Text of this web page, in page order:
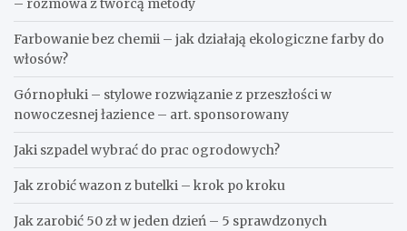
Farbowanie bez chemii – jak działają ekologiczne farby do
włosów?
Górnopłuki – stylowe rozwiązanie z przeszłości w
nowoczesnej łazience – art. sponsorowany
Jaki szpadel wybrać do prac ogrodowych?
Jak zrobić wazon z butelki – krok po kroku
Jak zarobić 50 zł w jeden dzień – 5 sprawdzonych